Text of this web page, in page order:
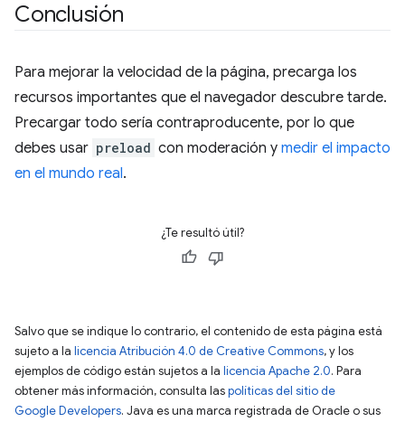
Conclusión
Para mejorar la velocidad de la página, precarga los
recursos importantes que el navegador descubre tarde.
Precargar todo sería contraproducente, por lo que
debes usar preload con moderación y medir el impacto
en el mundo real.
¿Te resultó útil?
Salvo que se indique lo contrario, el contenido de esta página está
sujeto a la licencia Atribución 4.0 de Creative Commons, y los
ejemplos de código están sujetos a la licencia Apache 2.0. Para
obtener más información, consulta laspolíticas del sitio de
Google Developers. Java es una marca registrada de Oracle o sus